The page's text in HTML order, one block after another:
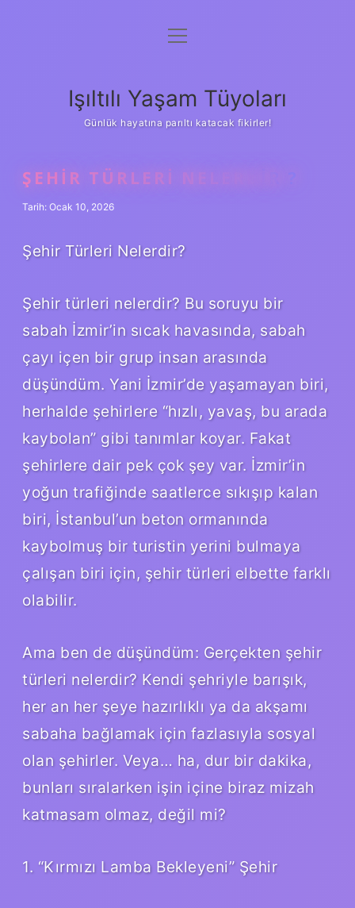
Anasayfa
Yasal Uyarı
menüyü
Işıltılı Yaşam Tüyoları
Günlük hayatına parıltı katacak fikirler!
ŞEHIR TÜRLERI NELERDIR ?
Tarih: Ocak 10, 2026
Şehir Türleri Nelerdir?
Şehir türleri nelerdir? Bu soruyu bir
sabah İzmir’in sıcak havasında, sabah
çayı içen bir grup insan arasında
düşündüm. Yani İzmir’de yaşamayan biri,
herhalde şehirlere “hızlı, yavaş, bu arada
kaybolan” gibi tanımlar koyar. Fakat
şehirlere dair pek çok şey var. İzmir’in
yoğun trafiğinde saatlerce sıkışıp kalan
biri, İstanbul’un beton ormanında
kaybolmuş bir turistin yerini bulmaya
çalışan biri için, şehir türleri elbette farklı
olabilir.
Ama ben de düşündüm: Gerçekten şehir
türleri nelerdir? Kendi şehriyle barışık,
her an her şeye hazırlıklı ya da akşamı
sabaha bağlamak için fazlasıyla sosyal
olan şehirler. Veya… ha, dur bir dakika,
bunları sıralarken işin içine biraz mizah
katmasam olmaz, değil mi?
1. “Kırmızı Lamba Bekleyeni” Şehir